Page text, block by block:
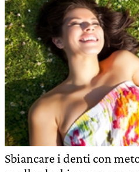
Sbiancare i denti con